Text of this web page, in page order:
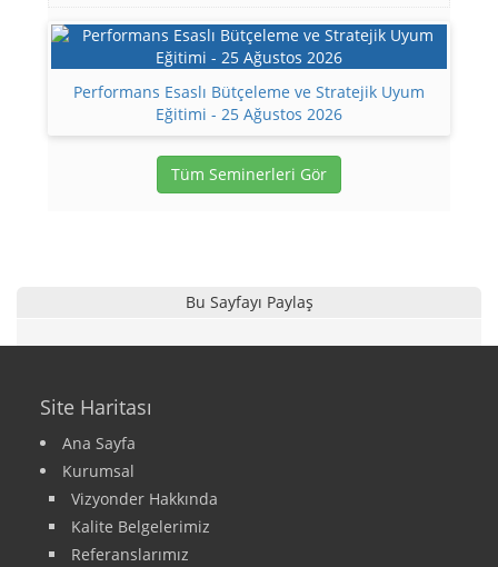
Performans Esaslı Bütçeleme ve Stratejik Uyum
Eğitimi - 25 Ağustos 2026
Tüm Seminerleri Gör
Bu Sayfayı Paylaş
Site Haritası
Ana Sayfa
Kurumsal
Vizyonder Hakkında
Kalite Belgelerimiz
Referanslarımız